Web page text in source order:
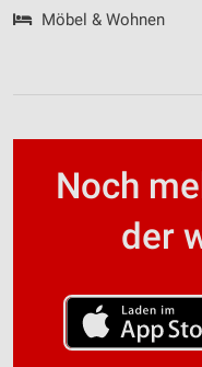
Möbel & Wohnen
Noch
der